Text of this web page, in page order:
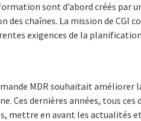
sont d’abord créés par
des chaînes. La mission de
exigences de la
MDR souhaitait améliorer
Ces dernières années, tous
mettre en avant les actualités